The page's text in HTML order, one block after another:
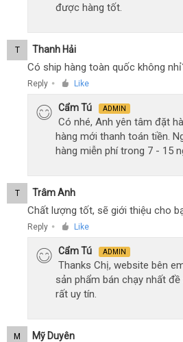
được hàng tốt.
T Thanh Hải
Có ship hàng toàn quốc không
Reply ● Like
Cẩm Tú ADMIN
Có nhé, Anh yên tâm đặt
hàng mới thanh toán tiền.
hàng miễn phí trong 7 - 15
T Trâm Anh
Chất lượng tốt, sẽ giới thiệu cho
Reply ● Like
Cẩm Tú ADMIN
Thanks Chị, website bên
sản phẩm bán chạy nhất
rất uy tín.
M Mỹ Duyên